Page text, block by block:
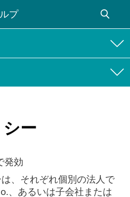
ー
発効
、それぞれ個別の法人で
、あるいは子会社または